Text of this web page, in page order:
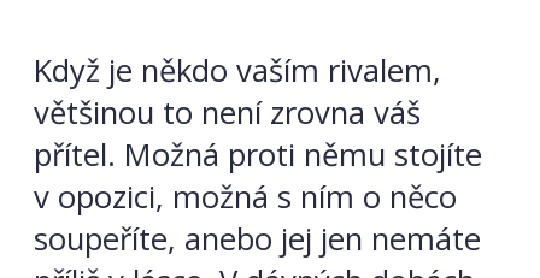
Když je někdo vaším rivalem,
většinou to není zrovna váš
přítel. Možná proti němu stojíte
v opozici, možná s ním o něco
soupeříte, anebo jej jen nemáte